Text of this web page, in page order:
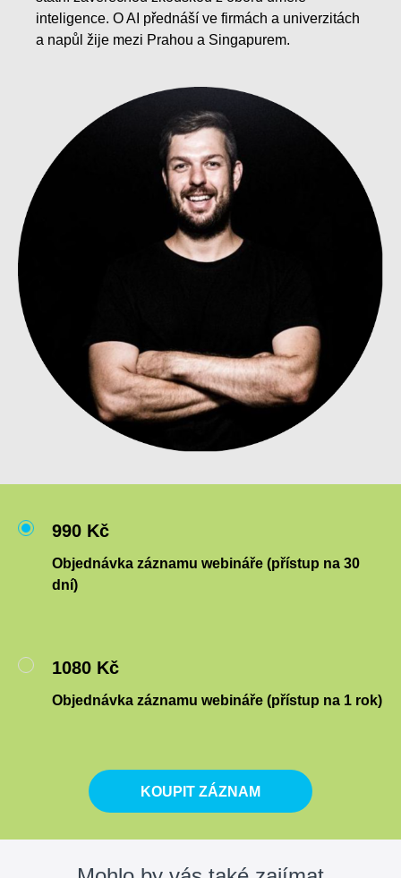
inteligence. O AI přednáší ve firmách a univerzitách
a napůl žije mezi Prahou a Singapurem.
990 Kč
Objednávka záznamu webináře (přístup na 30
dní)
1080 Kč
Objednávka záznamu webináře (přístup na 1 rok)
KOUPIT ZÁZNAM